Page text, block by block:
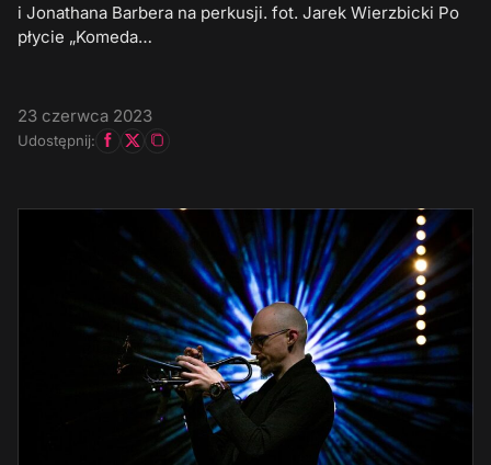
i Jonathana Barbera na perkusji. fot. Jarek Wierzbicki Po
płycie „Komeda…
23 czerwca 2023
Udostępnij: